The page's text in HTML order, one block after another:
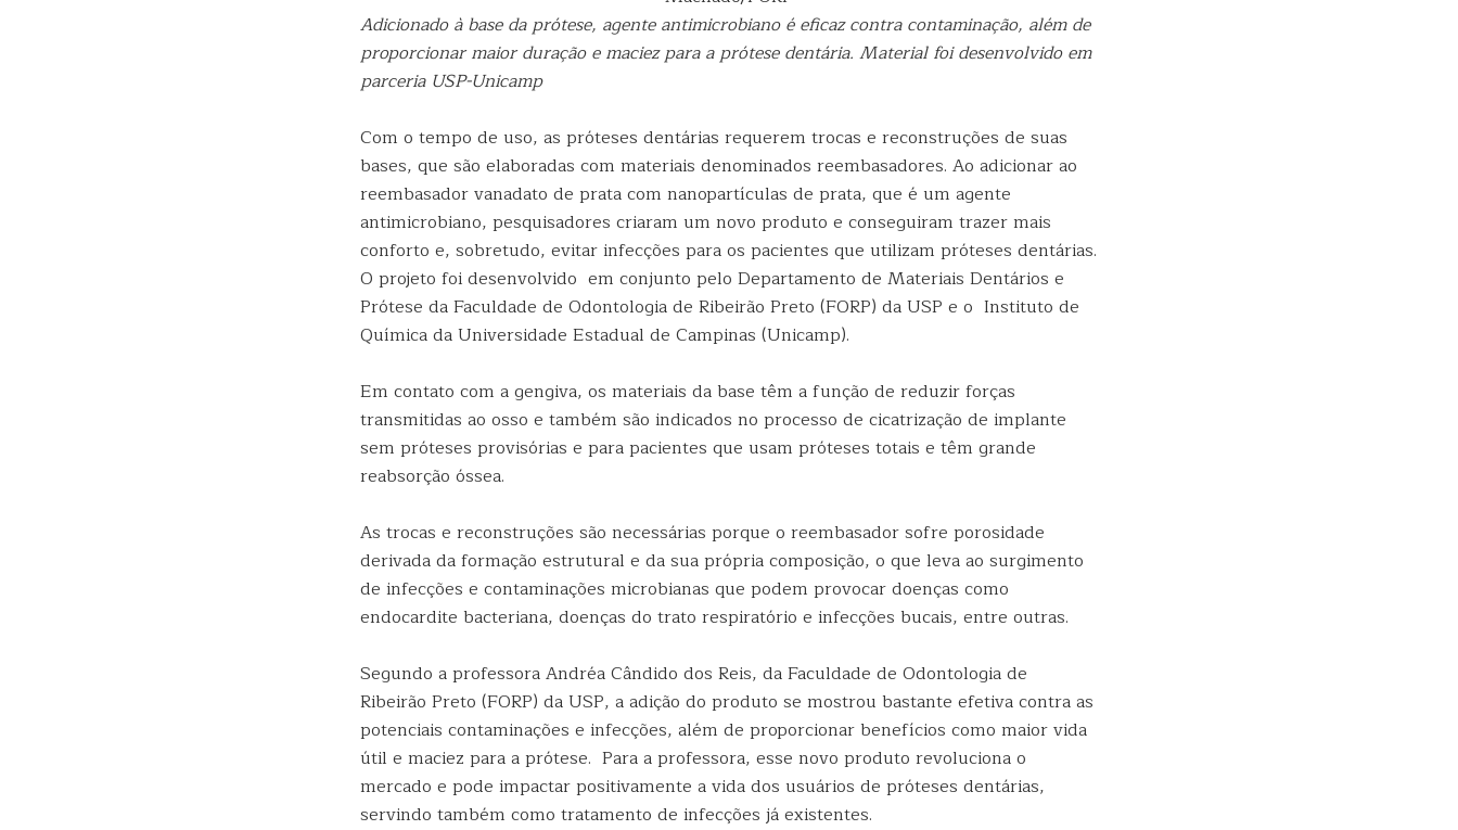
Adicionado à base da prótese, agente antimicrobiano é eficaz contra contaminação, além de
proporcionar maior duração e maciez para a prótese dentária. Material foi desenvolvido em
parceria USP-Unicamp
Com o tempo de uso, as próteses dentárias requerem trocas e reconstruções de suas
bases, que são elaboradas com materiais denominados reembasadores. Ao adicionar ao
reembasador vanadato de prata com nanopartículas de prata, que é um agente
antimicrobiano, pesquisadores criaram um novo produto e conseguiram trazer mais
conforto e, sobretudo, evitar infecções para os pacientes que utilizam próteses dentárias.
O projeto foi desenvolvido em conjunto pelo Departamento de Materiais Dentários e
Prótese da Faculdade de Odontologia de Ribeirão Preto (FORP) da USP e o Instituto de
Química da Universidade Estadual de Campinas (Unicamp).
Em contato com a gengiva, os materiais da base têm a função de reduzir forças
transmitidas ao osso e também são indicados no processo de cicatrização de implante
sem próteses provisórias e para pacientes que usam próteses totais e têm grande
reabsorção óssea.
As trocas e reconstruções são necessárias porque o reembasador sofre porosidade
derivada da formação estrutural e da sua própria composição, o que leva ao surgimento
de infecções e contaminações microbianas que podem provocar doenças como
endocardite bacteriana, doenças do trato respiratório e infecções bucais, entre outras.
Segundo a professora Andréa Cândido dos Reis, da Faculdade de Odontologia de
Ribeirão Preto (FORP) da USP, a adição do produto se mostrou bastante efetiva contra as
potenciais contaminações e infecções, além de proporcionar benefícios como maior vida
útil e maciez para a prótese. Para a professora, esse novo produto revoluciona o
mercado e pode impactar positivamente a vida dos usuários de próteses dentárias,
servindo também como tratamento de infecções já existentes.